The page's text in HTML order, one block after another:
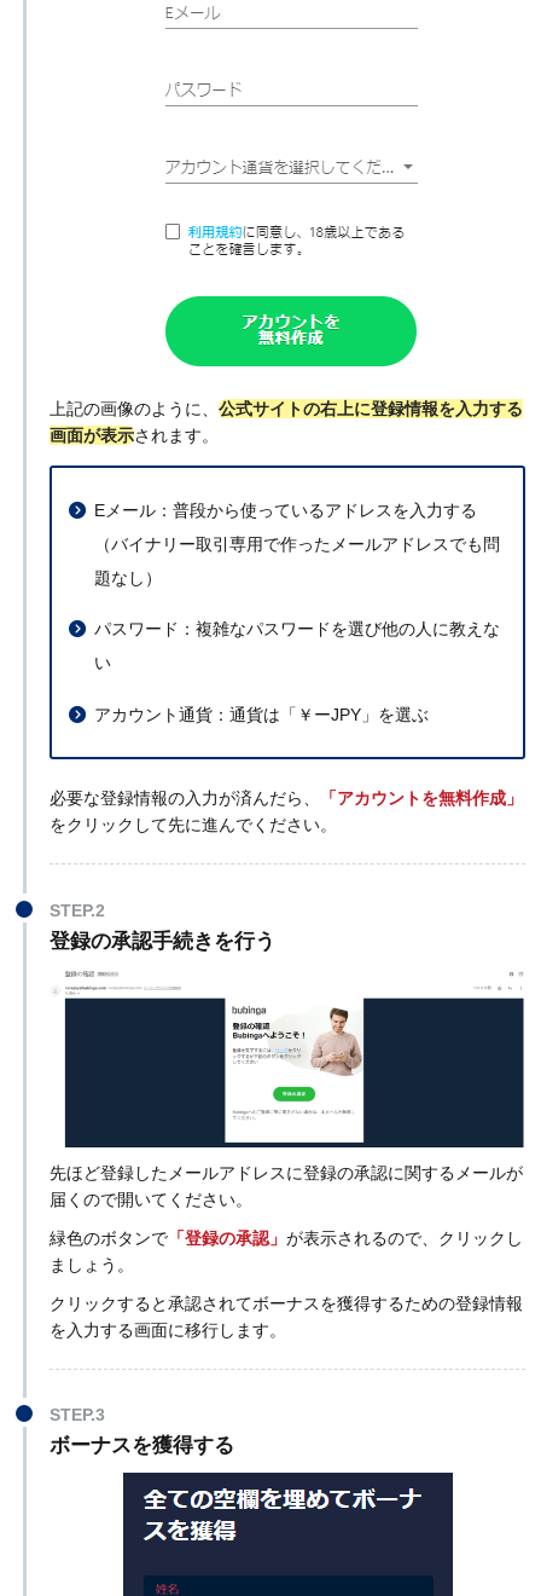
上記の画像のように、公式サイトの右上に登録情報を入力する
画面が表示されます。
Eメール：普段から使っているアドレスを入力する
（バイナリー取引専用で作ったメールアドレスでも問
題なし）
パスワード：複雑なパスワードを選び他の人に教えな
い
アカウント通貨：通貨は「￥ーJPY」を選ぶ
必要な登録情報の入力が済んだら、
「アカウントを無料作成」
をクリックして先に進んでください。
STEP.2
登録の承認手続きを行う
先ほど登録したメールアドレスに登録の承認に関するメールが
届くので開いてください。
緑色のボタンで 「登録の承認」が表示されるので、クリックし
ましょう。
クリックすると承認されてボーナスを獲得するための登録情報
を入力する画面に移行します。
STEP.3
ボーナスを獲得する